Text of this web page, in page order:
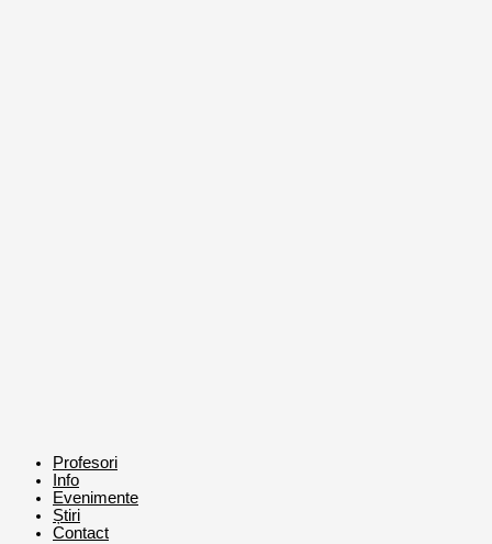
Profesori
Info
Evenimente
Știri
Contact